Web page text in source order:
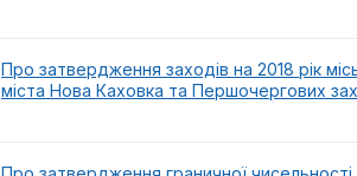
Про затвердження заходів на 2018 рік
міста Нова Каховка та Першочергових